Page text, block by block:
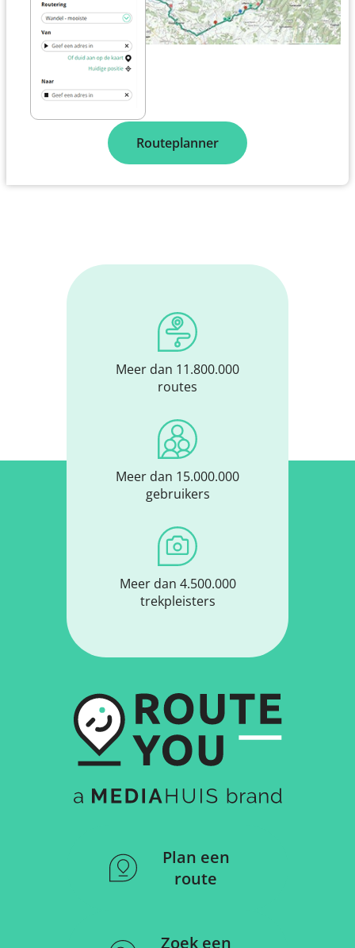
Routeplanner
Meer dan 11.800.000
routes
Meer dan 15.000.000
gebruikers
Meer dan 4.500.000
trekpleisters
Plan een
route
Zoek een